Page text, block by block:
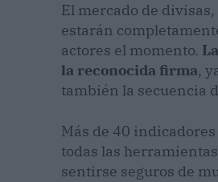
El mercado de
estarán
actores el momento.
la reconocida firma,
también la secuencia
Más de 40
todas las
sentirse seguros de